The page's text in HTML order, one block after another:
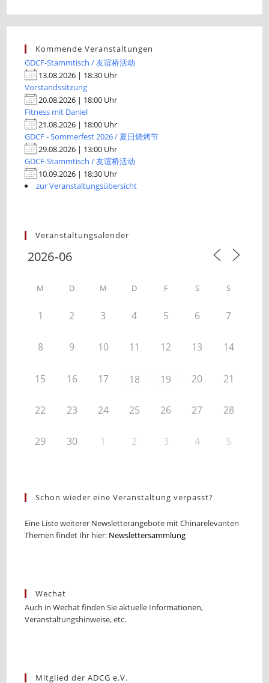
Kommende Veranstaltungen
GDCF-Stammtisch / 友谊桥活动
13.08.2026 | 18:30 Uhr
Vorstandssitzung
20.08.2026 | 18:00 Uhr
Fitness mit Daniel
21.08.2026 | 18:00 Uhr
GDCF - Sommerfest 2026 / 夏日烧烤节
29.08.2026 | 13:00 Uhr
GDCF-Stammtisch / 友谊桥活动
10.09.2026 | 18:30 Uhr
zur Veranstaltungsübersicht
Veranstaltungsalender
M D M D F S S
1 2 3 4 5 6 7
8 9 10 11 12 13 14
15 16 17 18 19 20 21
22 23 24 25 26 27 28
29 30 1 2 3 4 5
Schon wieder eine Veranstaltung verpasst?
Eine Liste weiterer Newsletterangebote mit Chinarelevanten
Themen findet Ihr hier: Newslettersammlung
Wechat
Auch in Wechat finden Sie aktuelle Informationen,
Veranstaltungshinweise, etc.
Mitglied der ADCG e.V.